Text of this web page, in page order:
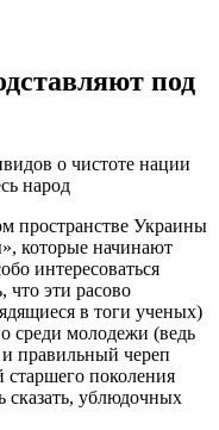
под
о чистоте нации
народ
пространстве Украины
которые начинают
интересоваться
что эти расово
в тоги ученых)
среди молодежи (ведь
правильный череп
старшего поколения
сказать, ублюдочных